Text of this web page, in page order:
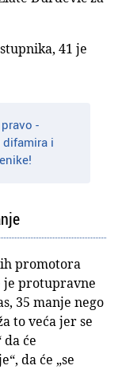
41 je
-
difamira i
promotora
je protupravne
35 manje nego
to veća jer se
će
da će „se